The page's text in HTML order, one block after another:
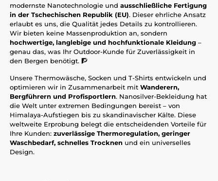
modernste Nanotechnologie und ausschließliche Fertigung
in der Tschechischen Republik (EU). Dieser ehrliche Ansatz
erlaubt es uns, die Qualität jedes Details zu kontrollieren.
Wir bieten keine Massenproduktion an, sondern
hochwertige, langlebige und hochfunktionale Kleidung –
genau das, was Ihr Outdoor-Kunde für Zuverlässigkeit in
den Bergen benötigt. 🧗
Unsere Thermowäsche, Socken und T-Shirts entwickeln und
optimieren wir in Zusammenarbeit mit Wanderern,
Bergführern und Profisportlern. Nanosilver-Bekleidung hat
die Welt unter extremen Bedingungen bereist – von
Himalaya-Aufstiegen bis zu skandinavischer Kälte. Diese
weltweite Erprobung belegt die entscheidenden Vorteile für
Ihre Kunden: zuverlässige Thermoregulation, geringer
Waschbedarf, schnelles Trocknen und ein universelles
Design.